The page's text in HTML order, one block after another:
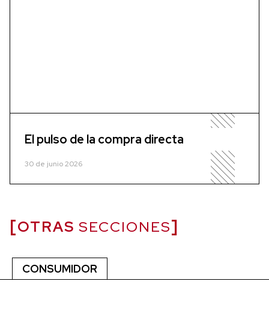
El pulso de la compra directa
30 de junio 2026
OTRAS SECCIONES
CONSUMIDOR